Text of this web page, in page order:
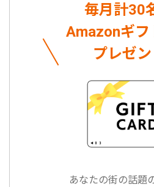
毎月計30
Amazonギフ
プレゼン
あなたの街の話題